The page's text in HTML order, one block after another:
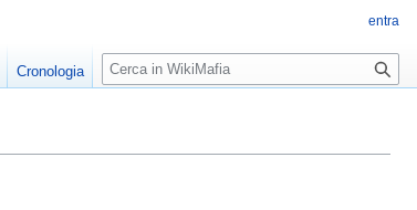
entra
Cronologia
R
i
r